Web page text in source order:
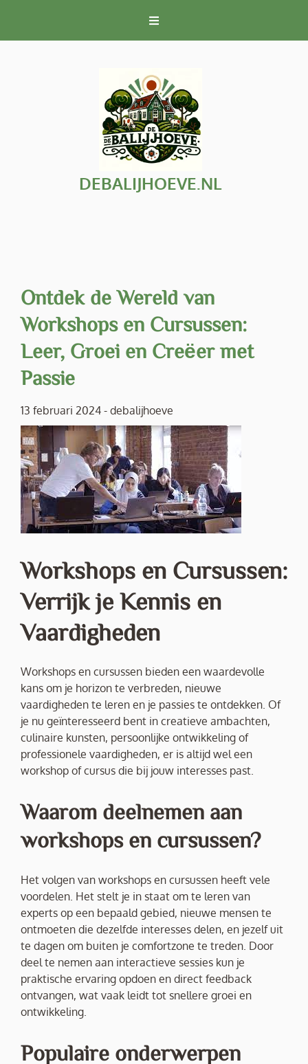
inhoud
DEBALIJHOEVE.NL
Ontdek de Wereld van
Workshops en Cursussen:
Leer, Groei en Creëer met
Passie
13 februari 2024 - debalijhoeve
Workshops en Cursussen:
Verrijk je Kennis en
Vaardigheden
Workshops en cursussen bieden een waardevolle
kans om je horizon te verbreden, nieuwe
vaardigheden te leren en je passies te ontdekken. Of
je nu geïnteresseerd bent in creatieve ambachten,
culinaire kunsten, persoonlijke ontwikkeling of
professionele vaardigheden, er is altijd wel een
workshop of cursus die bij jouw interesses past.
Waarom deelnemen aan
workshops en cursussen?
Het volgen van workshops en cursussen heeft vele
voordelen. Het stelt je in staat om te leren van
experts op een bepaald gebied, nieuwe mensen te
ontmoeten die dezelfde interesses delen, en jezelf uit
te dagen om buiten je comfortzone te treden. Door
deel te nemen aan interactieve sessies kun je
praktische ervaring opdoen en direct feedback
ontvangen, wat vaak leidt tot snellere groei en
ontwikkeling.
Populaire onderwerpen